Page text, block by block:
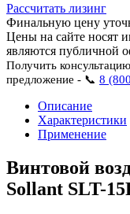
Рассчитать лизинг
Финальную цену
Цены на сайте носят
являются публичной
Получить
предложение - 📞 8
Описание
Характеристики
Применение
Винтовой
Sollant SLT-